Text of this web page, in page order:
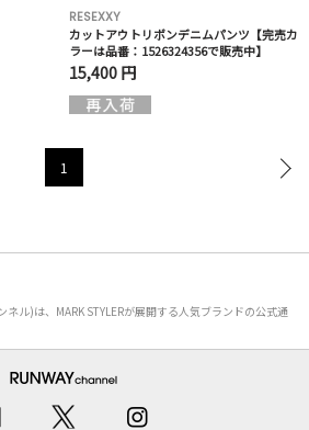
RESEXXY
カットアウトリボンデニムパンツ【完売カ
ラーは品番：1526324356で販売中】
15,400 円
1
ル)は、MARK STYLERが展開する人気ブランドの公式通